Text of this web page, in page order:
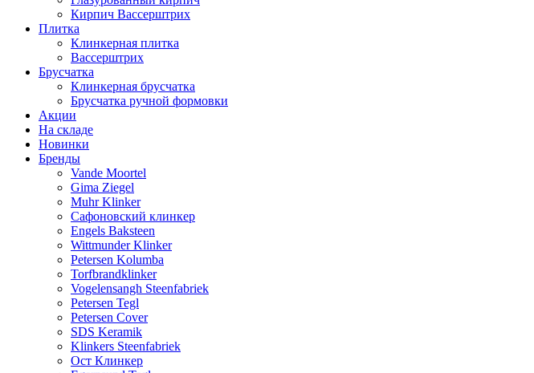
Кирпич Вассерштрих
Плитка
Клинкерная плитка
Вассерштрих
Брусчатка
Клинкерная брусчатка
Брусчатка ручной формовки
Акции
На складе
Новинки
Бренды
Vande Moortel
Gima Ziegel
Muhr Klinker
Сафоновский клинкер
Engels Baksteen
Wittmunder Klinker
Petersen Kolumba
Torfbrandklinker
Vogelensangh Steenfabriek
Petersen Tegl
Petersen Cover
SDS Keramik
Klinkers Steenfabriek
Ост Клинкер